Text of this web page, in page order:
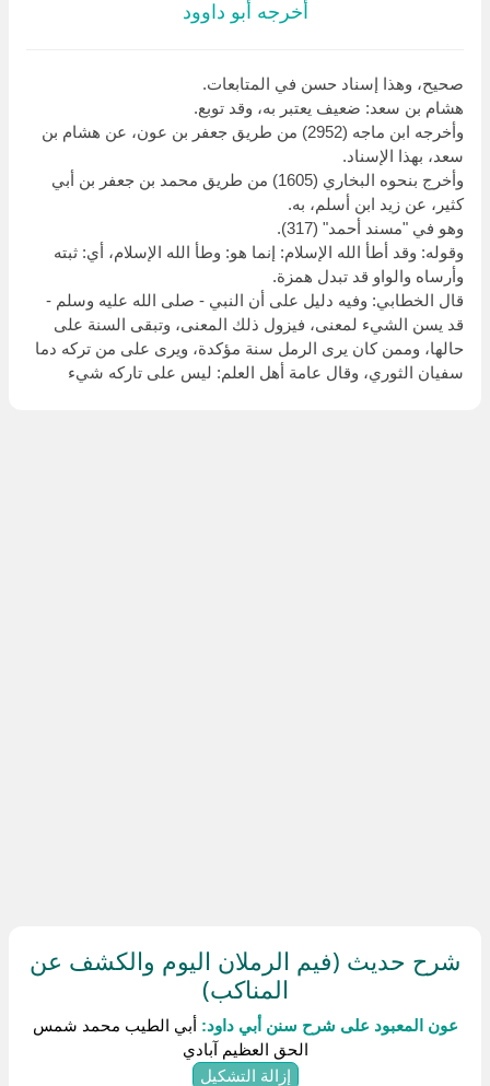
أخرجه أبو داوود
صحيح، وهذا إسناد حسن في المتابعات.
هشام بن سعد: ضعيف يعتبر به، وقد توبع.
وأخرجه ابن ماجه (2952) من طريق جعفر بن عون، عن هشام بن
سعد، بهذا الإسناد.
وأخرج بنحوه البخاري (1605) من طريق محمد بن جعفر بن أبي
كثير، عن زيد ابن أسلم، به.
وهو في "مسند أحمد" (317).
وقوله: وقد أطأ الله الإسلام: إنما هو: وطأ الله الإسلام، أي: ثبته
وأرساه والواو قد تبدل همزة.
قال الخطابي: وفيه دليل على أن النبي - صلى الله عليه وسلم -
قد يسن الشيء لمعنى، فيزول ذلك المعنى، وتبقى السنة على
حالها، وممن كان يرى الرمل سنة مؤكدة، ويرى على من تركه دما
سفيان الثوري، وقال عامة أهل العلم: ليس على تاركه شيء
شرح حديث (فيم الرملان اليوم والكشف عن
المناكب)
عون المعبود على شرح سنن أبي داود: أبي الطيب محمد شمس
الحق العظيم آبادي
إزالة التشكيل